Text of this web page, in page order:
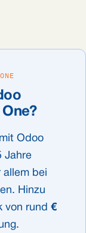
Odoo
Jahre
allem bei
Hinzu
von rund €